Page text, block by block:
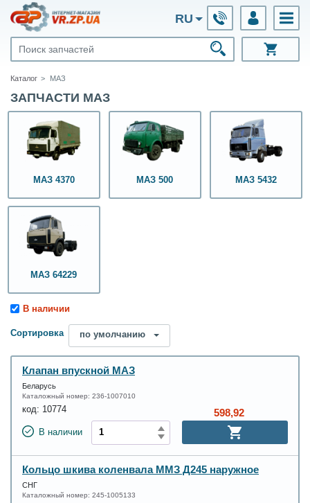
RU
Каталог МАЗ
ЗАПЧАСТИ МАЗ
МАЗ 4370 МАЗ 500 МАЗ 5432
МАЗ 64229
В наличии
Сортировка по умолчанию
Клапан впускной МАЗ
Беларусь
Каталожный номер: 236-1007010
код: 10774
В наличии
598,92
Кольцо шкива коленвала ММЗ Д245 наружное
СНГ
Каталожный номер: 245-1005133